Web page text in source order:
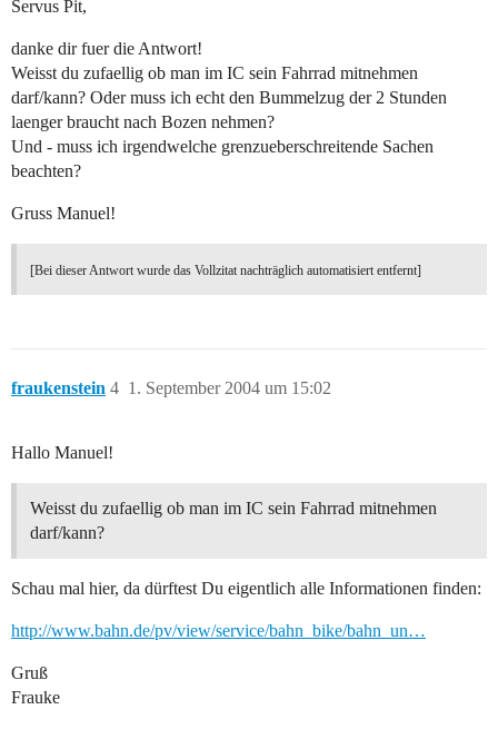
Servus Pit,
danke dir fuer die Antwort!
Weisst du zufaellig ob man im IC sein Fahrrad mitnehmen
darf/kann? Oder muss ich echt den Bummelzug der 2 Stunden
laenger braucht nach Bozen nehmen?
Und - muss ich irgendwelche grenzueberschreitende Sachen
beachten?
Gruss Manuel!
[Bei dieser Antwort wurde das Vollzitat nachträglich automatisiert entfernt]
fraukenstein 1. September 2004 um 15:02
4
Hallo Manuel!
Weisst du zufaellig ob man im IC sein Fahrrad mitnehmen
darf/kann?
Schau mal hier, da dürftest Du eigentlich alle Informationen finden:
http://www.bahn.de/pv/view/service/bahn_bike/bahn_un…
Gruß
Frauke